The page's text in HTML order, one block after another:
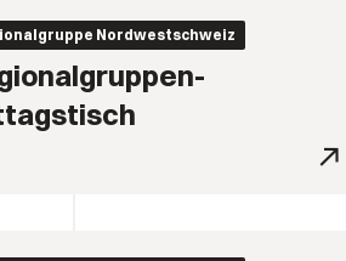
Nordwestschweiz